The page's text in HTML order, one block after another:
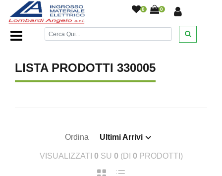
0 0
Home Page/
LISTA PRODOTTI 330005
Ordina Ultimi Arrivi
VISUALIZZATI 0 SU 0 (DI 0 PRODOTTI)